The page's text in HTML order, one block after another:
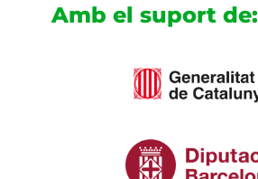
Amb el suport de: